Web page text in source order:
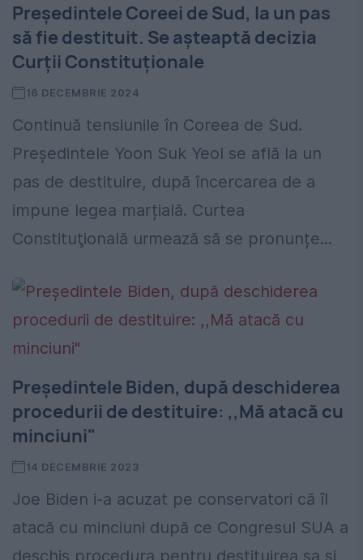
Președintele Coreei de Sud, la un pas
să fie destituit. Se așteaptă decizia
Curții Constituționale
16 DECEMBRIE 2024
Continuă tensiunile în Coreea de Sud.
Președintele Yoon Suk Yeol se află la un
pas de destituire, după încercarea de a
impune legea marțială. Curtea
Constituţională urmează să se pronunțe...
Preşedintele Biden, după deschiderea
procedurii de destituire: ,,Mă atacă cu
minciuni"
14 DECEMBRIE 2023
Joe Biden i-a acuzat pe conservatori că îl
atacă cu minciuni după ce Congresul SUA a